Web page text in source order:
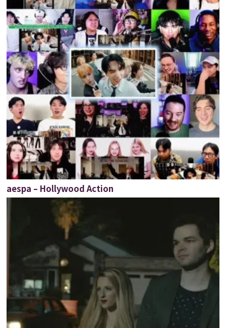
aespa – Hollywood Action